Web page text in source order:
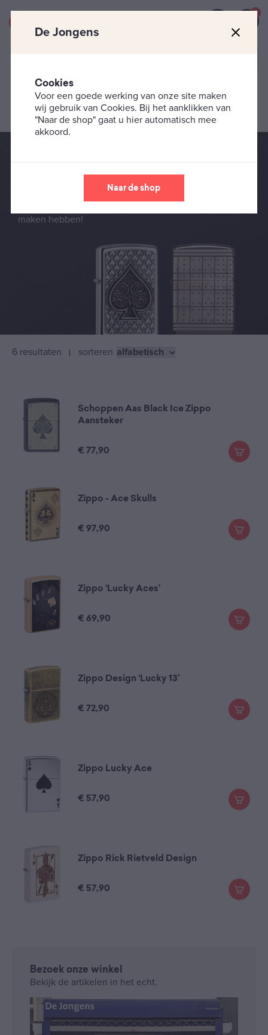
0
Categorieën
Met deze Zippo aanstekers heeft u een goede troef
in handen! Diverse designs die met speelkaarten te
maken hebben!
6 resultaten sorteren
Schoppen Aas Black Ice Zippo
Aansteker
€ 77,90
Zippo - Ace Skulls
€ 97,90
Zippo ‘Lucky Aces’
€ 69,90
Zippo Design ‘Lucky 13’
€ 72,90
Zippo Lucky Ace
€ 57,90
Zippo Rick Rietveld Design
€ 57,90
Bezoek onze winkel
Bekijk de artikelen in het echt.
De Jongens
Cookies
Voor een goede werking van onze site maken
wij gebruik van Cookies. Bij het aanklikken van
"Naar de shop" gaat u hier automatisch mee
akkoord.
Naar de shop